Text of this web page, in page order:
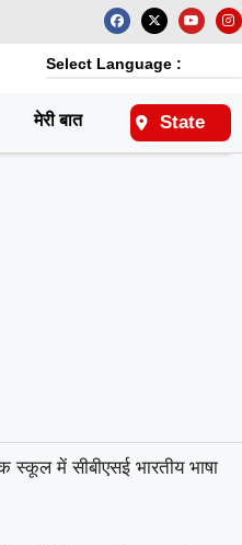
Select Language :
मेरी बात राष्ट्रीय
State
स्कूल में सीबीएसई भारतीय भाषा